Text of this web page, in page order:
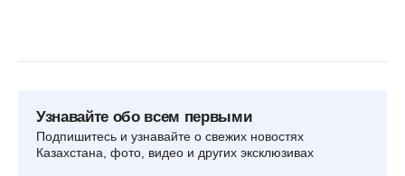
Узнавайте обо всем первыми
Подпишитесь и узнавайте о свежих новостях
Казахстана, фото, видео и других эксклюзивах